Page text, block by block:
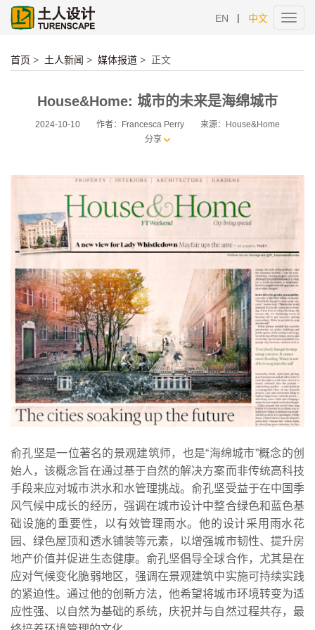
EN | 中文
首页 > 土人新闻 > 媒体报道 > 正文
House&Home: 城市的未来是海绵城市
2024-10-10 作者：Francesca Perry
来源：House&Home
分享
俞孔坚是一位著名的景观建筑师，也是“海绵城市”概念的创
始人，该概念旨在通过基于自然的解决方案而非传统高科技
手段来应对城市洪水和水管理挑战。俞孔坚受益于在中国季
风气候中成长的经历，强调在城市设计中整合绿色和蓝色基
础设施的重要性，以有效管理雨水。他的设计采用雨水花
园、绿色屋顶和透水铺装等元素，以增强城市韧性、提升房
地产价值并促进生态健康。俞孔坚倡导全球合作，尤其是在
应对气候变化脆弱地区，强调在景观建筑中实施可持续实践
的紧迫性。通过他的创新方法，他希望将城市环境转变为适
应性强、以自然为基础的系统，庆祝并与自然过程共存，最